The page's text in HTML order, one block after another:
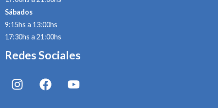
Sábados
9:15hs a 13:00hs
17:30hs a 21:00hs
Redes Sociales
I
n
F
a
Y
o